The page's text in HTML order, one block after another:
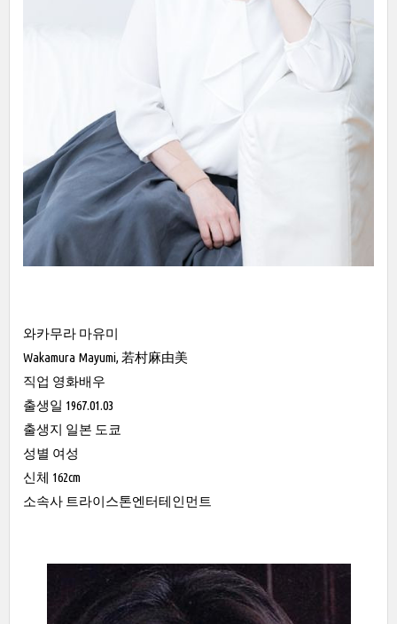
와카무라 마유미
Wakamura Mayumi, 若村麻由美
직업 영화배우
출생일 1967.01.03
출생지 일본 도쿄
성별 여성
신체 162cm
소속사 트라이스톤엔터테인먼트